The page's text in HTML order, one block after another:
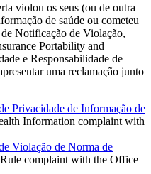
violou os seus (ou de outra
de saúde ou cometeu
Notificação de Violação,
Portability and
e Responsabilidade de
uma reclamação junto
Privacidade de Informação de
Information complaint with
Violação de Norma de
complaint with the Office